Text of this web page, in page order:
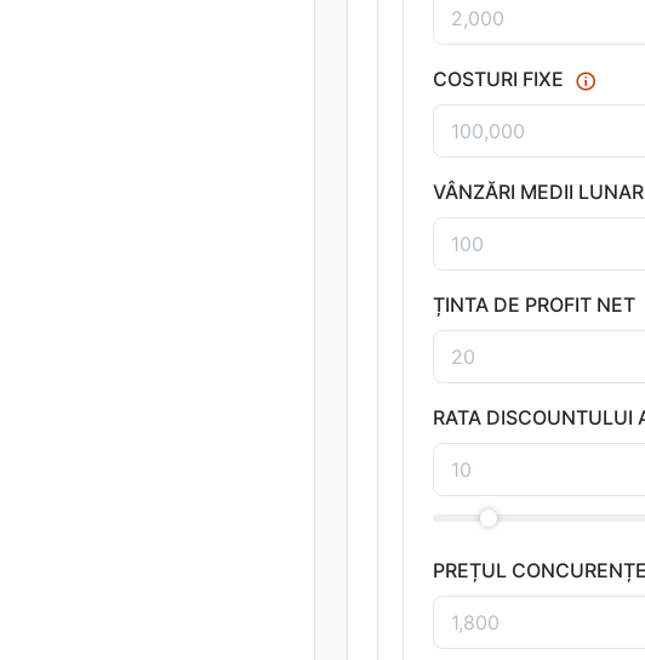
COSTURI FIXE
VÂNZĂRI MEDII
ȚINTA DE PROFIT NET
RATA DISCOUNTULUI
PREȚUL